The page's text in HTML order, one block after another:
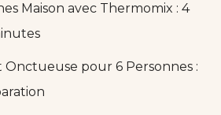
Maison avec Thermomix : 4
Onctueuse pour 6 Personnes :